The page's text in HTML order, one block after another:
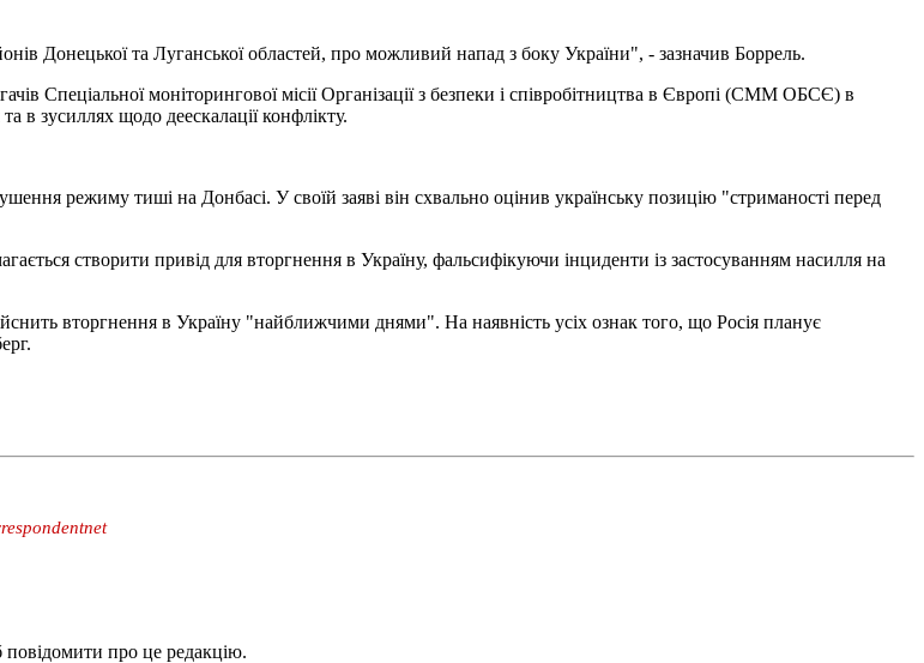
Донецької та Луганської областей, про можливий напад з боку України", - зазначив Боррель.
Спеціальної моніторингової місії Організації з безпеки і співробітництва в Європі (СММ ОБСЄ) в
в зусиллях щодо деескалації конфлікту.
режиму тиші на Донбасі. У своїй заяві він схвально оцінив українську позицію "стриманості перед
створити привід для вторгнення в Україну, фальсифікуючи інциденти із застосуванням насилля на
вторгнення в Україну "найближчими днями". На наявність усіх ознак того, що Росія планує
повідомити про це редакцію.